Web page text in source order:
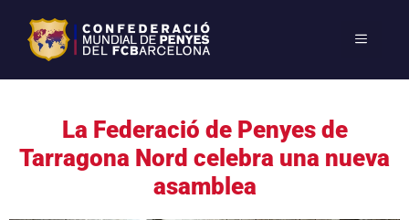
La Federació de Penyes de
Tarragona Nord celebra una nueva
asamblea